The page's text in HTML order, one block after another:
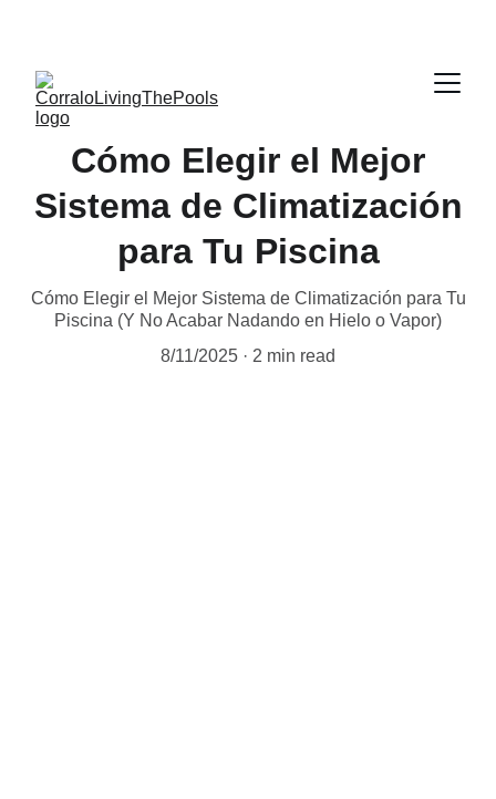
Cómo Elegir el Mejor
Sistema de Climatización
para Tu Piscina
Cómo Elegir el Mejor Sistema de Climatización para Tu
Piscina (Y No Acabar Nadando en Hielo o Vapor)
8/11/2025
2 min read